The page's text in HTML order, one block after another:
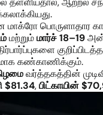
மாக்ரோ பொருளாதார
மற்றும்மார்ச் 18–19
கண்காணிக்கும்.
வர்த்தகத்தின்
$81.34,பிட்காயின்